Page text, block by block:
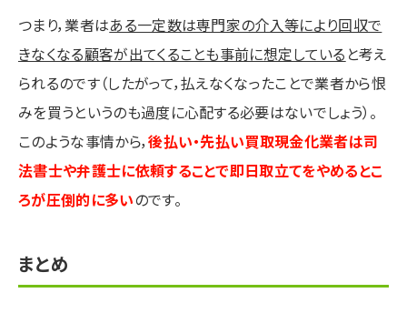
つまり，業者はある一定数は専門家の介入等により回収で
きなくなる顧客が出てくることも事前に想定している と考え
られるのです（したがって，払えなくなったことで業者から恨
みを買うというのも過度に心配する必要はないでしょう）。
このような事情から，後払い・先払い買取現金化業者は司
法書士や弁護士に依頼することで即日取立てをやめるとこ
ろが圧倒的に多いのです。
まとめ